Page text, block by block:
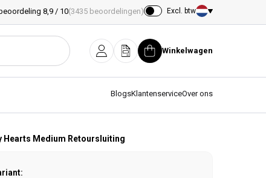
8,9 / 10(3435 beoordelingen) Excl. btw
Land/regio
InloggenOfferteWinkelwagen
Winkelwagen
BlogsKlantenserviceOver ons
Hearts Medium Retoursluiting